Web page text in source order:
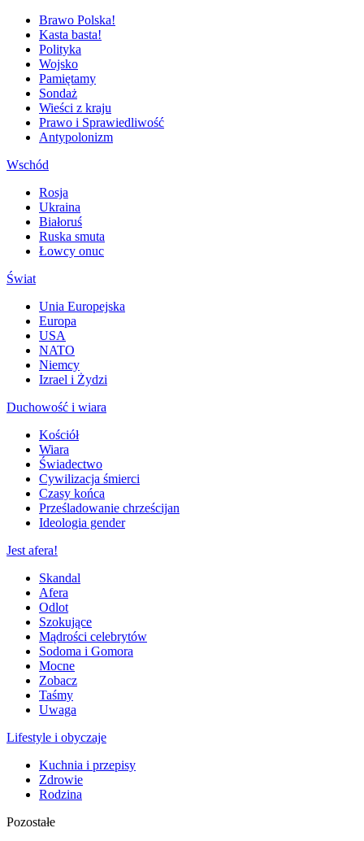
Brawo Polska!
Kasta basta!
Polityka
Wojsko
Pamiętamy
Sondaż
Wieści z kraju
Prawo i Sprawiedliwość
Antypolonizm
Wschód
Rosja
Ukraina
Białoruś
Ruska smuta
Łowcy onuc
Świat
Unia Europejska
Europa
USA
NATO
Niemcy
Izrael i Żydzi
Duchowość i wiara
Kościół
Wiara
Świadectwo
Cywilizacja śmierci
Czasy końca
Prześladowanie chrześcijan
Ideologia gender
Jest afera!
Skandal
Afera
Odlot
Szokujące
Mądrości celebrytów
Sodoma i Gomora
Mocne
Zobacz
Taśmy
Uwaga
Lifestyle i obyczaje
Kuchnia i przepisy
Zdrowie
Rodzina
Pozostałe